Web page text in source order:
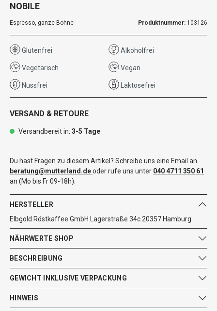
NOBILE
Espresso, ganze Bohne Produktnummer: 103126
Glutenfrei Alkoholfrei
Vegetarisch Vegan
Nussfrei Laktosefrei
VERSAND & RETOURE
Versandbereit in: 3-5 Tage
Du hast Fragen zu diesem Artikel? Schreibe uns eine Email an
beratung@mutterland.deoder rufe uns unter 040 4711 350 61
an (Mo bis Fr 09-18h).
HERSTELLER
Elbgold Röstkaffee GmbH Lagerstraße 34c 20357 Hamburg
NÄHRWERTE SHOP
BESCHREIBUNG
GEWICHT INKLUSIVE VERPACKUNG
HINWEIS